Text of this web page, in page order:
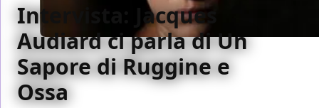
Intervista: Jacques
Audiard ci parla di Un
Sapore di Ruggine e
Ossa